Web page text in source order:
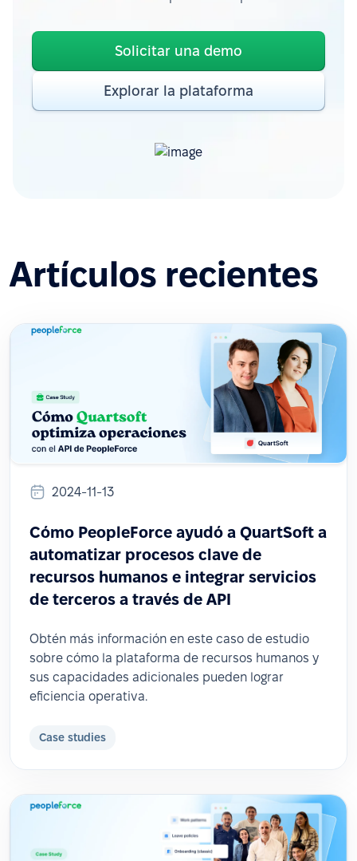
Solicitar una demo
Explorar la plataforma
Artículos recientes
2024-11-13
Cómo PeopleForce ayudó a QuartSoft a
automatizar procesos clave de
recursos humanos e integrar servicios
de terceros a través de API
Obtén más información en este caso de estudio
sobre cómo la plataforma de recursos humanos y
sus capacidades adicionales pueden lograr
eficiencia operativa.
Case studies